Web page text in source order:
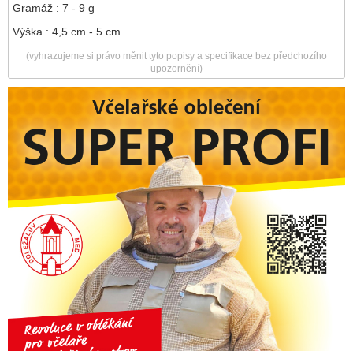
Gramáž : 7 - 9 g
Výška : 4,5 cm - 5 cm
(vyhrazujeme si právo měnit tyto popisy a specifikace bez předchozího
upozornění)